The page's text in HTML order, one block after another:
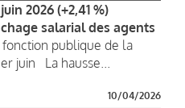
2026 (+2,41 %)
salarial des agents
fonction publique de la
juin La hausse...
10/04/2026